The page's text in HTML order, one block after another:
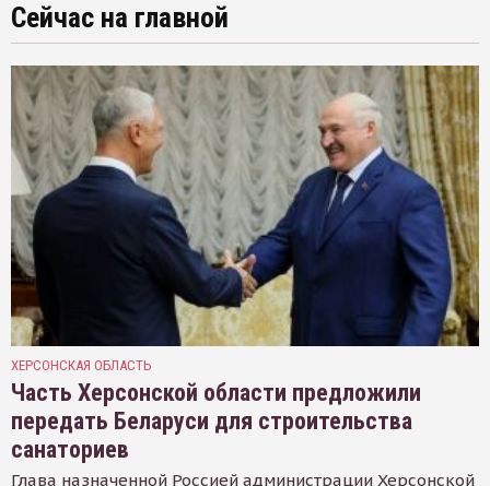
Сейчас на главной
ХЕРСОНСКАЯ ОБЛАСТЬ
Часть Херсонской области предложили
передать Беларуси для строительства
санаториев
Глава назначенной Россией администрации Херсонской